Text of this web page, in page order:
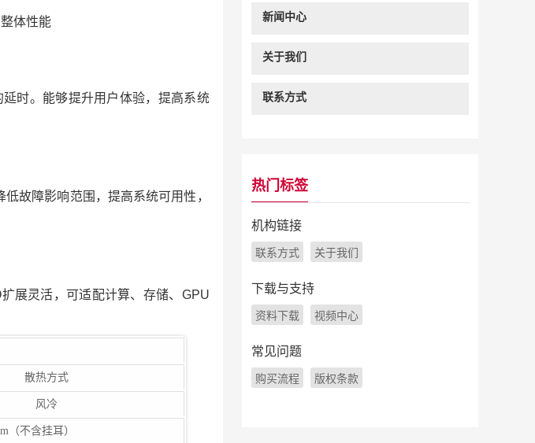
体性能
时。能够提升用户体验，提高系统
故障影响范围，提高系统可用性，
展灵活，可适配计算、存储、GPU
散热方式
风冷
（不含挂耳）
新闻中心
关于我们
联系方式
热门标签
机构链接
联系方式 关于我们
下载与支持
资料下载 视频中心
常见问题
购买流程 版权条款